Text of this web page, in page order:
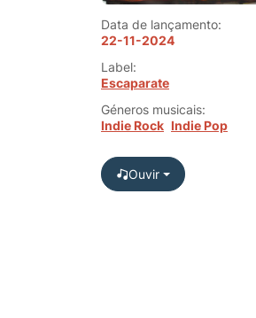
Data de lançamento:
22-11-2024
Label:
Escaparate
Géneros musicais:
Indie Rock Indie Pop
Ouvir